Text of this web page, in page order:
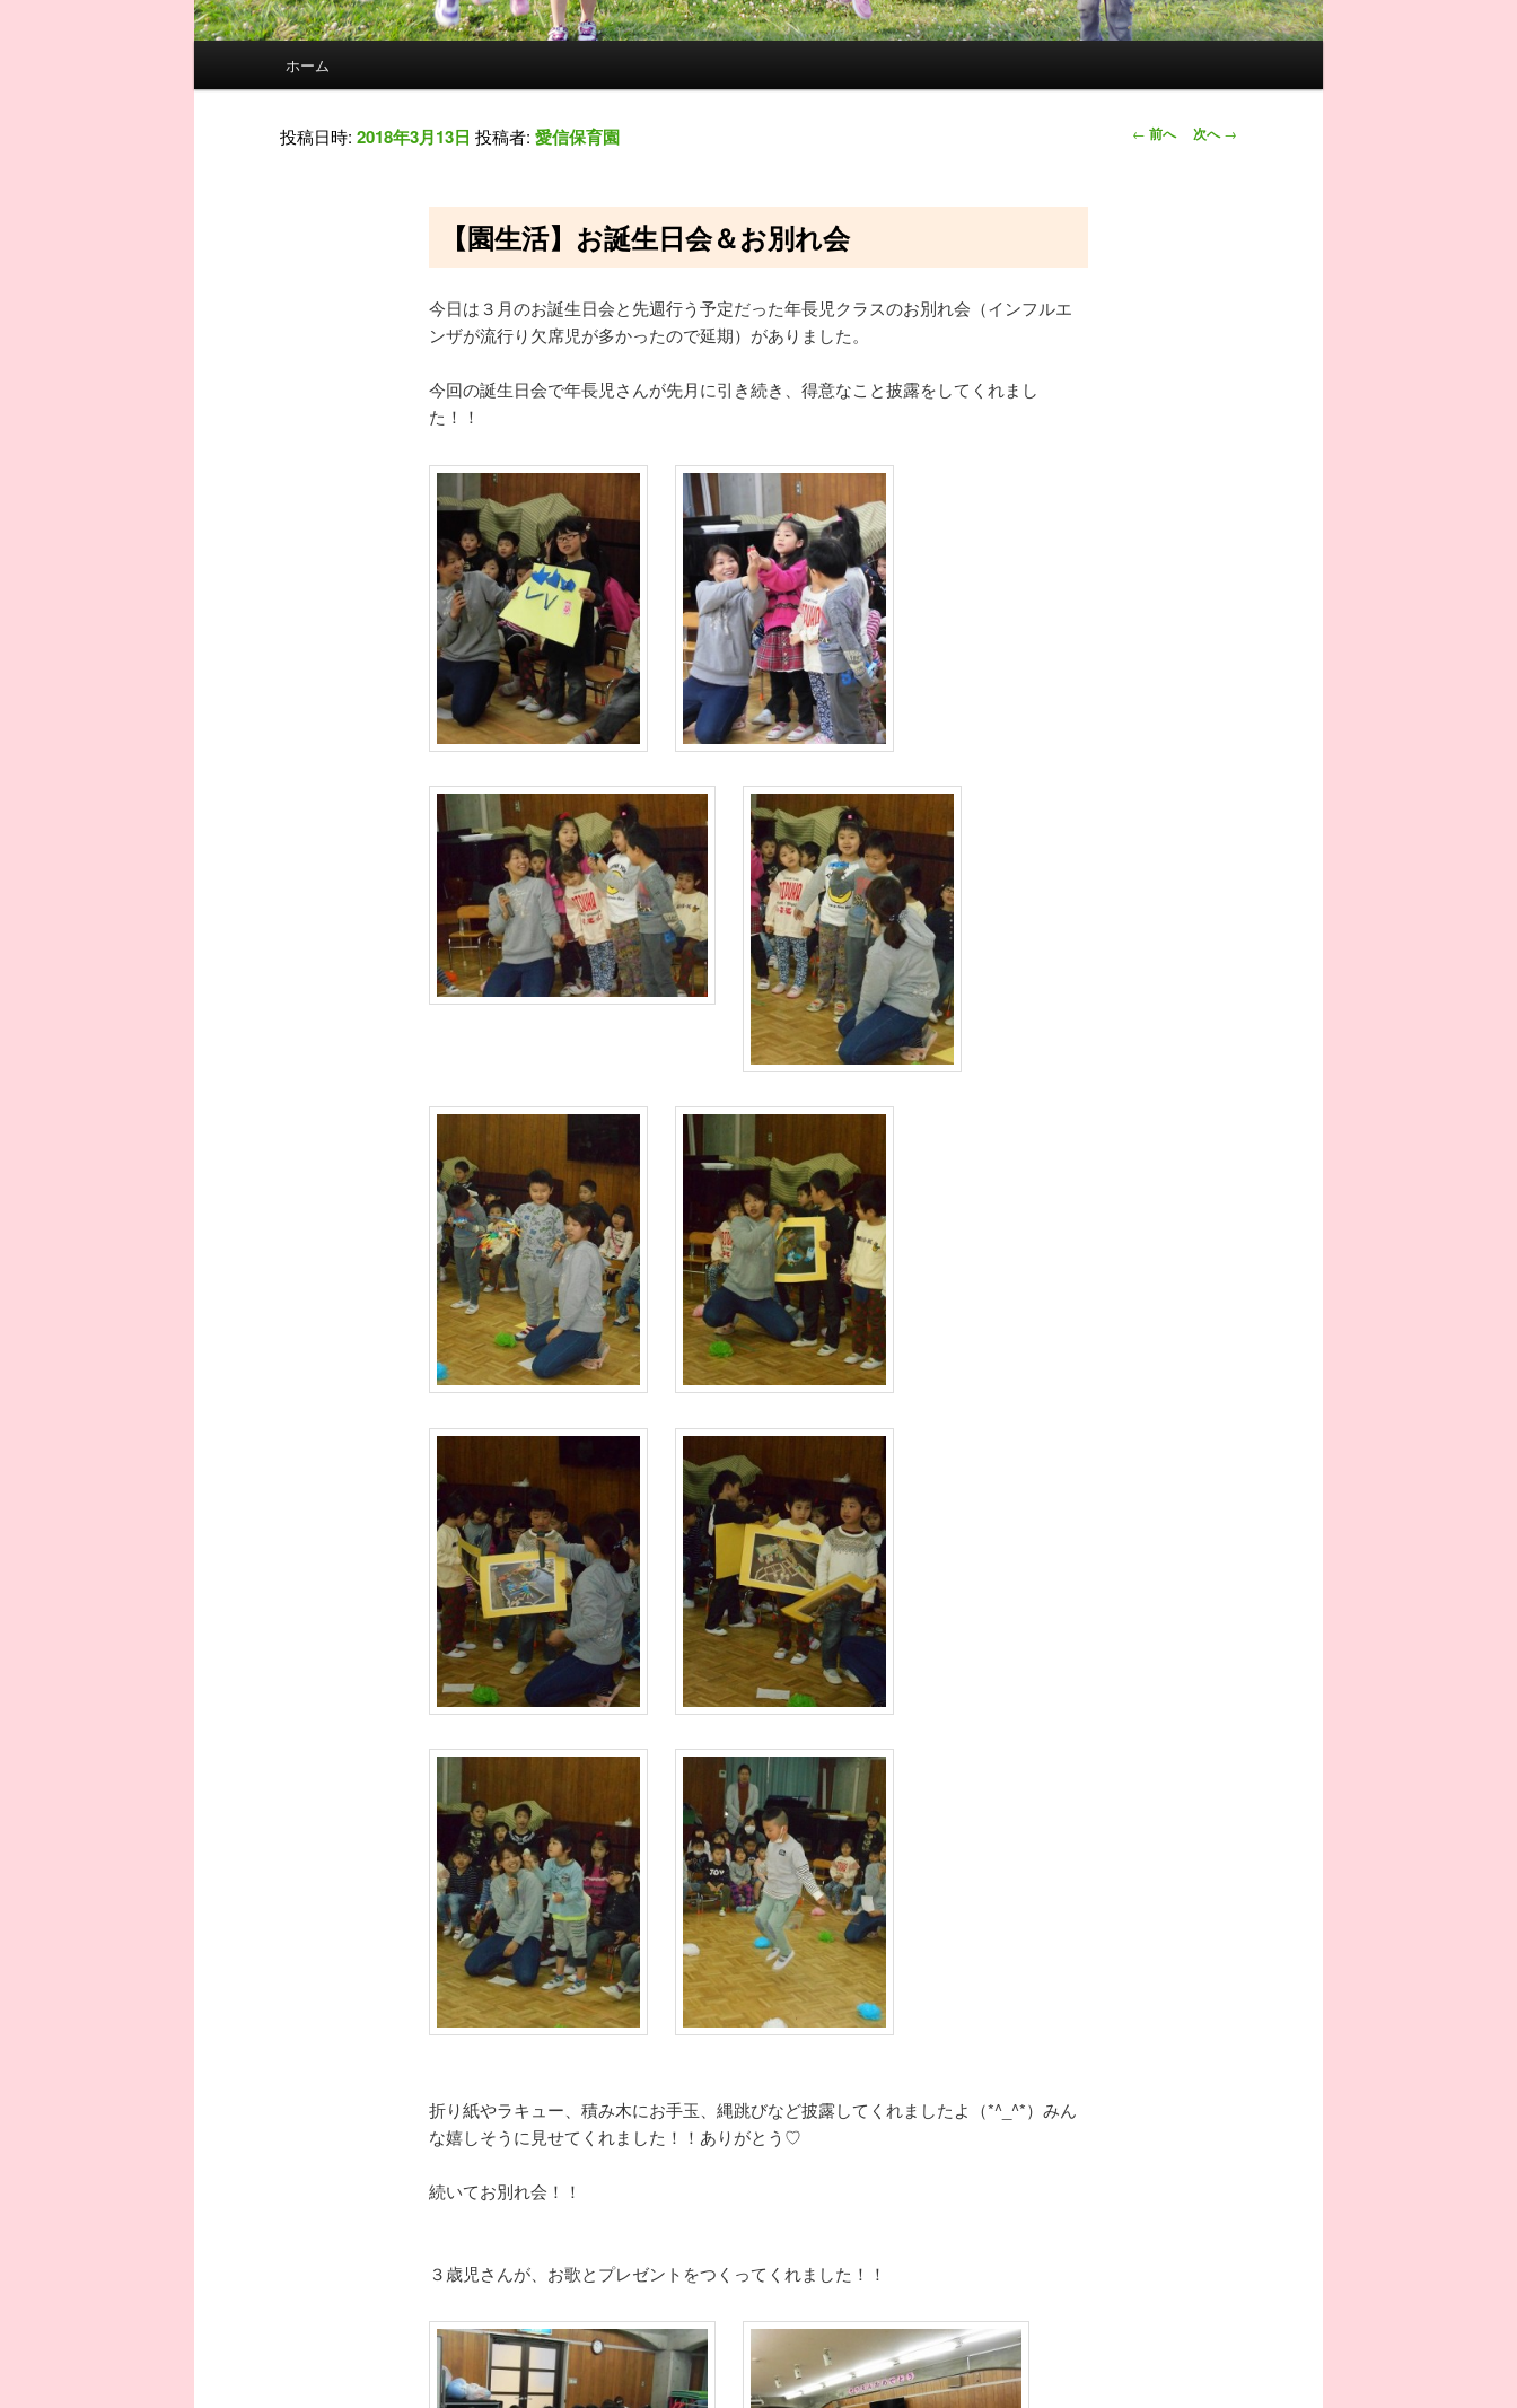
メインコンテンツへ移動
サブコンテンツへ移動
ホーム
投稿ナビゲー
← 前へ 次へ→
【園生活】お誕生日会＆お別れ会
投稿日時: 2018年3月13日 投稿者: 愛信保育園
今日は３月のお誕生日会と先週行う予定だった年長児クラスのお別れ会（インフルエ
ンザが流行り欠席児が多かったので延期）がありました。
今回の誕生日会で年長児さんが先月に引き続き、得意なこと披露をしてくれまし
た！！
折り紙やラキュー、積み木にお手玉、縄跳びなど披露してくれましたよ（*^_^*）みん
な嬉しそうに見せてくれました！！ありがとう♡
続いてお別れ会！！
３歳児さんが、お歌とプレゼントをつくってくれました！！